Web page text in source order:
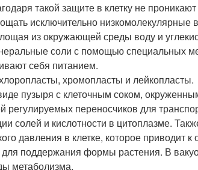
такой защите в клетку не
исключительно низкомолекулярные
из окружающей среды воду и
соли с помощью специальных
себя питанием.
хромопласты и лейкопласты.
пузыря с клеточным соком,
регулируемых переносчиков для
солей и кислотности в цитоплазме.
давления в клетке, которое приводит к
для поддержания формы растения. В
метаболизма.